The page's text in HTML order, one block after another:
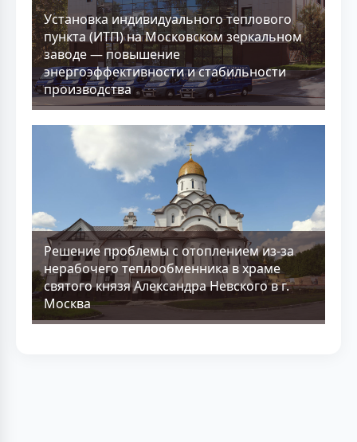
Установка индивидуального теплового
пункта (ИТП) на Московском зеркальном
заводе — повышение
энергоэффективности и стабильности
производства
Решение проблемы с отоплением из-за
нерабочего теплообменника в храме
святого князя Александра Невского в г.
Москва